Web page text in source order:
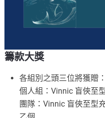
籌款大獎
各組別之頭三位將獲贈：
個人組：Vinnic 盲俠至
團隊：Vinnic 盲俠至型